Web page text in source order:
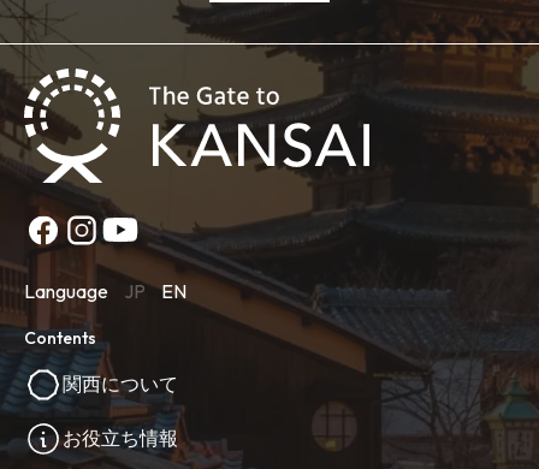
Language JP EN
Contents
関西について
お役立ち情報